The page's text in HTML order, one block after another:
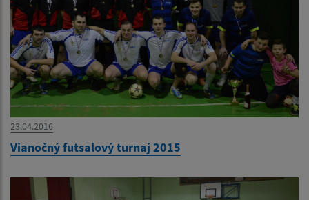
23.04.2016
Vianočný futsalový turnaj 2015